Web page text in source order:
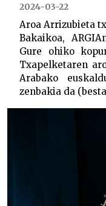
2024-03-22
Aroa Arrizubieta
Bakaikoa,
Gure ohiko
Txapelketaren
Arabako
zenbakia da